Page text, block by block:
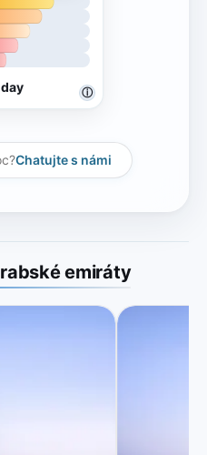
ⓘ
Chatujte s námi
emiráty